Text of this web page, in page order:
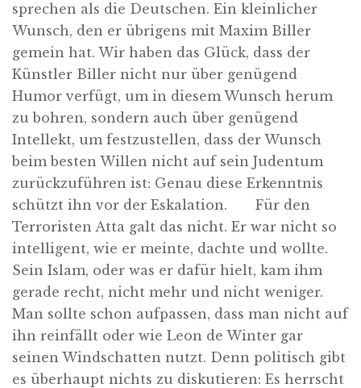
sprechen als die Deutschen. Ein kleinlicher
Wunsch, den er übrigens mit Maxim Biller
gemein hat. Wir haben das Glück, dass der
Künstler Biller nicht nur über genügend
Humor verfügt, um in diesem Wunsch herum
zu bohren, sondern auch über genügend
Intellekt, um festzustellen, dass der Wunsch
beim besten Willen nicht auf sein Judentum
zurückzuführen ist: Genau diese Erkenntnis
schützt ihn vor der Eskalation. Für den
Terroristen Atta galt das nicht. Er war nicht so
intelligent, wie er meinte, dachte und wollte.
Sein Islam, oder was er dafür hielt, kam ihm
gerade recht, nicht mehr und nicht weniger.
Man sollte schon aufpassen, dass man nicht auf
ihn reinfällt oder wie Leon de Winter gar
seinen Windschatten nutzt. Denn politisch gibt
es überhaupt nichts zu diskutieren: Es herrscht